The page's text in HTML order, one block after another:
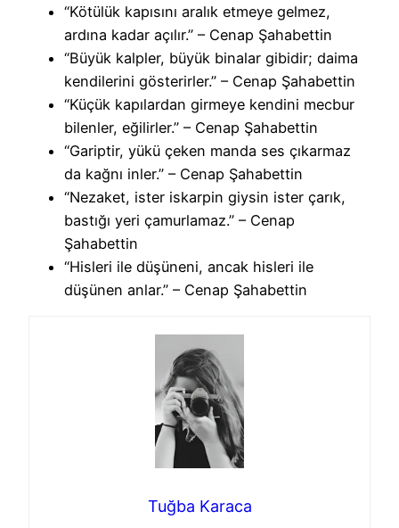
“Kötülük kapısını aralık etmeye gelmez,
ardına kadar açılır.” – Cenap Şahabettin
“Büyük kalpler, büyük binalar gibidir; daima
kendilerini gösterirler.” – Cenap Şahabettin
“Küçük kapılardan girmeye kendini mecbur
bilenler, eğilirler.” – Cenap Şahabettin
“Gariptir, yükü çeken manda ses çıkarmaz
da kağnı inler.” – Cenap Şahabettin
“Nezaket, ister iskarpin giysin ister çarık,
bastığı yeri çamurlamaz.” – Cenap
Şahabettin
“Hisleri ile düşüneni, ancak hisleri ile
düşünen anlar.” – Cenap Şahabettin
Tuğba Karaca